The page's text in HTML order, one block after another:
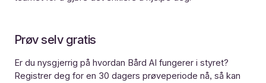
Prøv selv gratis
Er du nysgjerrig på hvordan Bård AI fungerer i styret?
Registrer deg for en 30 dagers prøveperiode nå, så kan